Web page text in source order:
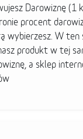
Darowiznę (1
procent
wybierzesz. W ten
produkt w tej
a sklep